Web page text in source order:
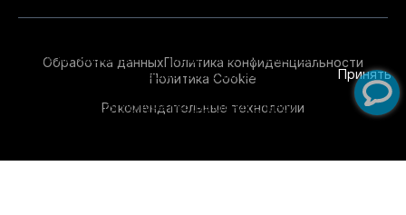
Обработка данныхПолитика конфиденциальности
Политика Cookie
Рекомендательные технологии
опыта на нашем сайте. Продолжая использовать
данный сайт, вы соглашаетесь с использованием
технологий. Для получения дополнительной
Принять